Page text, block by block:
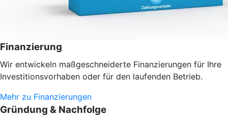
Finanzierung
Wir entwickeln maßgeschneiderte Finanzierungen für Ihre
Investitionsvorhaben oder für den laufenden Betrieb.
Mehr zu Finanzierungen
Gründung & Nachfolge